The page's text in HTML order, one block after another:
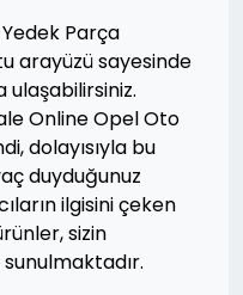
Parça
arayüzü sayesinde
ulaşabilirsiniz.
Online Opel Oto
dolayısıyla bu
duyduğunuz
ilgisini çeken
sizin